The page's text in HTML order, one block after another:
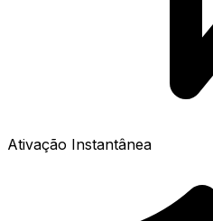
Ativação Instantânea